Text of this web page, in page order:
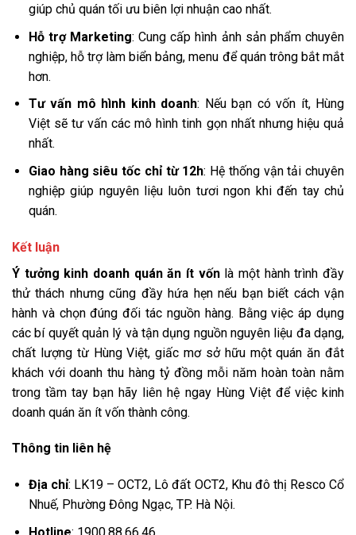
giúp chủ quán tối ưu biên lợi nhuận cao nhất.
Hỗ trợ Marketing: Cung cấp hình ảnh sản phẩm chuyên
nghiệp, hỗ trợ làm biển bảng, menu để quán trông bắt mắt
hơn.
Tư vấn mô hình kinh doanh: Nếu bạn có vốn ít, Hùng
Việt sẽ tư vấn các mô hình tinh gọn nhất nhưng hiệu quả
nhất.
Giao hàng siêu tốc chỉ từ 12h: Hệ thống vận tải chuyên
nghiệp giúp nguyên liệu luôn tươi ngon khi đến tay chủ
quán.
Kết luận
Ý tưởng kinh doanh quán ăn ít vốnlà một hành trình đầy
thử thách nhưng cũng đầy hứa hẹn nếu bạn biết cách vận
hành và chọn đúng đối tác nguồn hàng. Bằng việc áp dụng
các bí quyết quản lý và tận dụng nguồn nguyên liệu đa dạng,
chất lượng từ Hùng Việt, giấc mơ sở hữu một quán ăn đắt
khách với doanh thu hàng tỷ đồng mỗi năm hoàn toàn nằm
trong tầm tay bạn hãy liên hệ ngay Hùng Việt để việc kinh
doanh quán ăn ít vốn thành công.
Thông tin liên hệ
Địa chỉ: LK19 – OCT2, Lô đất OCT2, Khu đô thị Resco Cổ
Nhuế, Phường Đông Ngạc, TP. Hà Nội.